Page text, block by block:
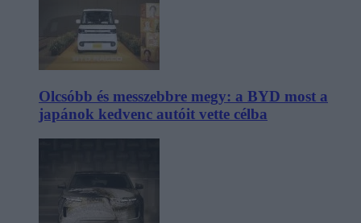
Olcsóbb és messzebbre megy: a BYD most a
japánok kedvenc autóit vette célba